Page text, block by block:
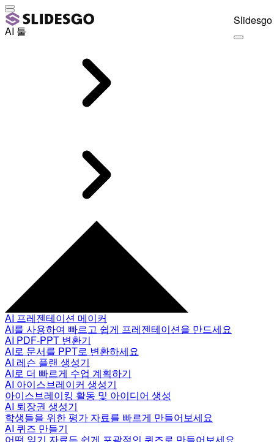
AI 툴
AI 프레젠테이션 메이커
AI를 사용하여 빠르고 쉽게 프레젠테이션을 만드세요
AI PDF-PPT 변환기
AI로 문서를 PPT로 변환하세요
AI 레슨 플랜 생성기
AI로 더 빠르게 수업 계획하기
AI 아이스브레이커 생성기
아이스브레이킹 활동 및 아이디어 생성
AI 퇴장권 생성기
학생들을 위한 평가 자료를 빠르게 만들어보세요
AI 퀴즈 만들기